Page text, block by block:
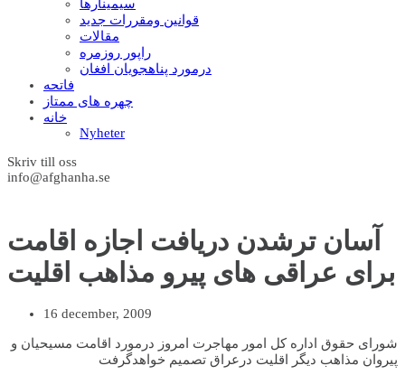
سيمينارها
قوانين ومقررات جديد
مقالات
راپور روزمره
درمورد پناهجويان افغان
فاتحه
چهره های ممتاز
خانه
Nyheter
Skriv till oss
info@afghanha.se
آسان ترشدن دریافت اجازه اقامت
برای عراقی های پیرو مذاهب اقلیت
16 december, 2009
شورای حقوق اداره کل امور مهاجرت امروز درمورد اقامت مسیحیان و
پیروان مذاهب دیگر اقلیت درعراق تصمیم خواهدگرفت